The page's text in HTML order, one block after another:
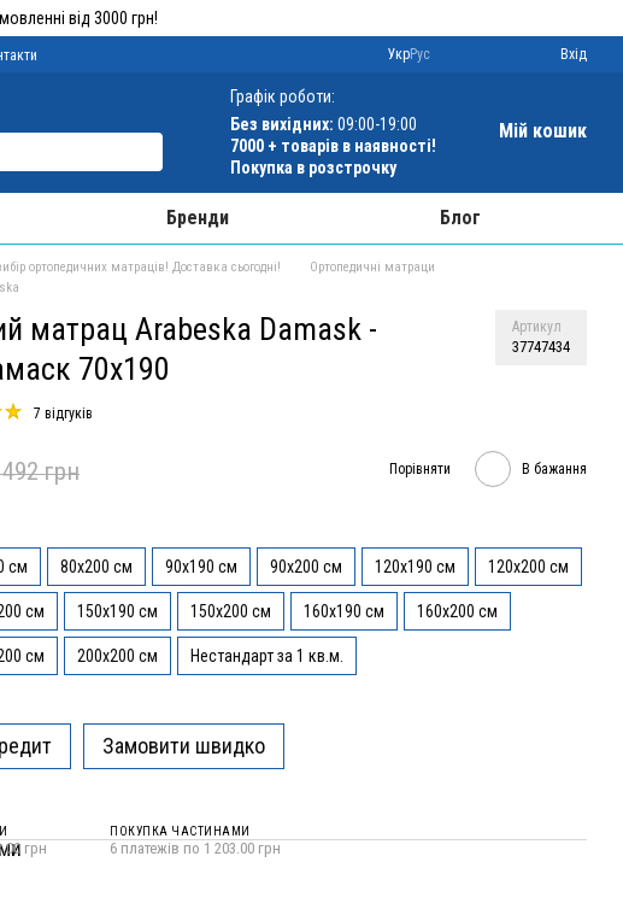
від 3000 грн!
УкрРус Вхід
Графік роботи:
Без вихідних: 09:00-19:00
7000 + товарів в наявності!
Покупка в розстрочку
Мій кошик
Бренди Блог
ортопедичних матраців! Доставка сьогодні!
Ортопедичні матраци
матрац Arabeska Damask -
70x190
Артикул
37747434
7 відгуків
грн Порівняти В бажання
см 80x200 см 90x190 см 90x200 см 120x190 см 120x200 см
см 150x190 см 150x200 см 160x190 см 160x200 см
см 200x200 см Нестандарт за 1 кв.м.
Замовити швидко
грн
ПОКУПКА ЧАСТИНАМИ
6 платежів по 1 203.00 грн